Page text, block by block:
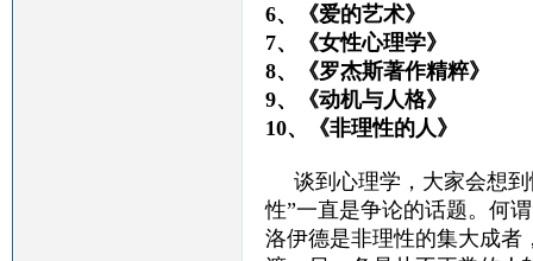
6、《爱的艺术
7、《女性心理学》
8、《罗杰斯著作精粹
9、《动机与人格
10、《非理性的人》
谈到心理学，大家会想
性”一直是争论的话题。何
洛伊德是非理性的集大成者